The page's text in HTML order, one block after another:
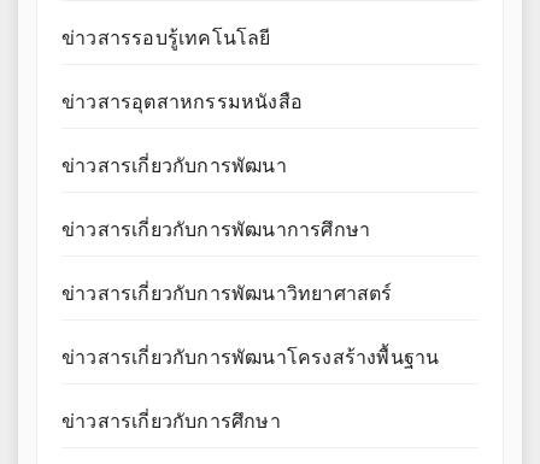
ข่าวสารรอบรู้เทคโนโลยี
ข่าวสารอุตสาหกรรมหนังสือ
ข่าวสารเกี่ยวกับการพัฒนา
ข่าวสารเกี่ยวกับการพัฒนาการศึกษา
ข่าวสารเกี่ยวกับการพัฒนาวิทยาศาสตร์
ข่าวสารเกี่ยวกับการพัฒนาโครงสร้างพื้นฐาน
ข่าวสารเกี่ยวกับการศึกษา